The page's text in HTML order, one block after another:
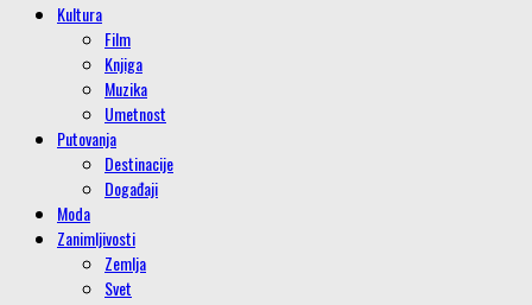
Kultura
Film
Knjiga
Muzika
Umetnost
Putovanja
Destinacije
Događaji
Moda
Zanimljivosti
Zemlja
Svet